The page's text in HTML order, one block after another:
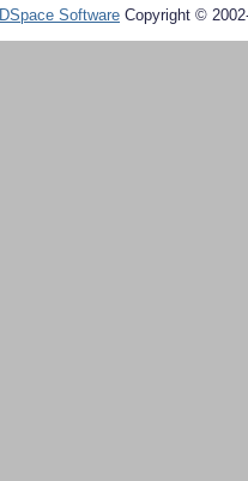
DSpace Software Copyright ©